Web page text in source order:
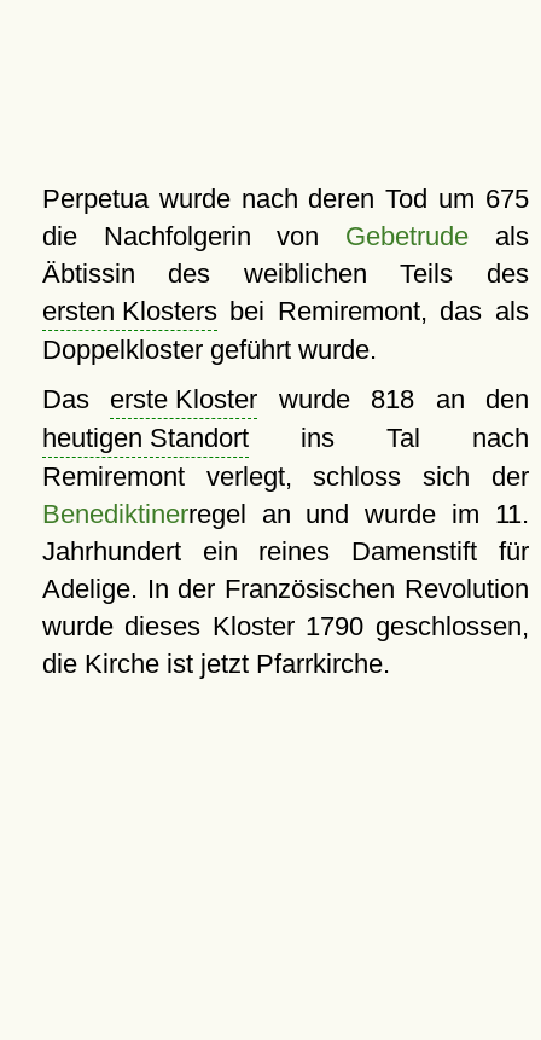
Perpetua wurde nach deren Tod um 675
die Nachfolgerin von Gebetrude als
Äbtissin des weiblichen Teils des
ersten Klostersbei Remiremont, das als
Doppelkloster geführt wurde.
Das erste Kloster wurde 818 an den
heutigen Standortins Tal nach
Remiremont verlegt, schloss sich der
Benediktinerregel an und wurde im 11.
Jahrhundert ein reines Damenstift für
Adelige. In der Französischen Revolution
wurde dieses Kloster 1790 geschlossen,
die Kirche ist jetzt Pfarrkirche.